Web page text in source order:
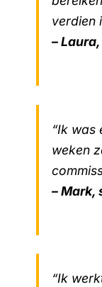
verdien
–
“Ik was
weken
– Mark,
“Ik